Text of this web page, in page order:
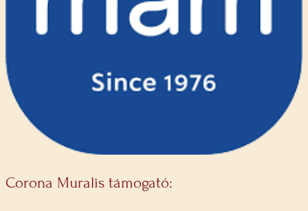
Corona Muralis támogató: